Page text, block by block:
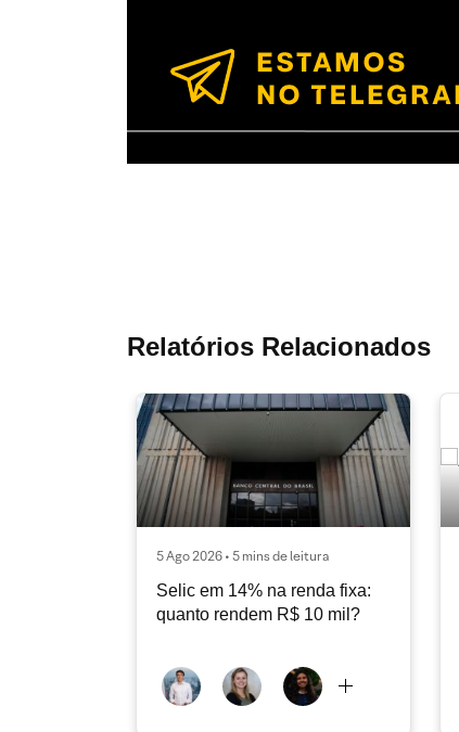
Relatórios Relacionados
5 Ago 2026 • 5 mins de leitura
Selic em 14% na renda fixa:
quanto rendem R$ 10 mil?